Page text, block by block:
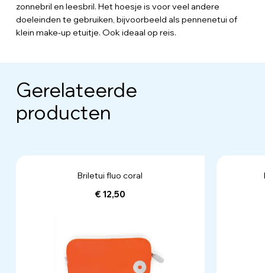
zonnebril en leesbril. Het hoesje is voor veel andere
doeleinden te gebruiken, bijvoorbeeld als pennenetui of
klein make-up etuitje. Ook ideaal op reis.
Gerelateerde
producten
Briletui fluo coral
€ 12,50